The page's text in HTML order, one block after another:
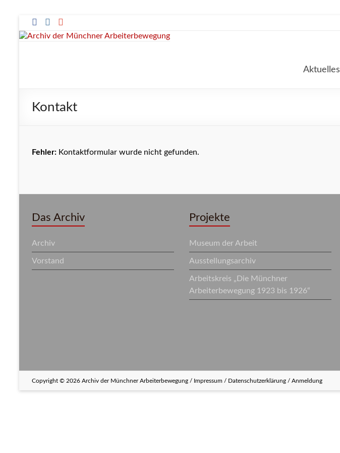
Zum
Inhalt
springen
Münchner
Aktuelles
Kontakt
Fehler: Kontaktformular wurde nicht gefunden.
Das Archiv
Archiv
Vorstand
Projekte
Museum der Arbeit
Ausstellungsarchiv
Arbeitskreis „Die Münchner
Arbeiterbewegung 1923 bis 1926“
Copyright © 2026 Archiv der Münchner Arbeiterbewegung / Impressum / Datenschutzerklärung / Anmeldung